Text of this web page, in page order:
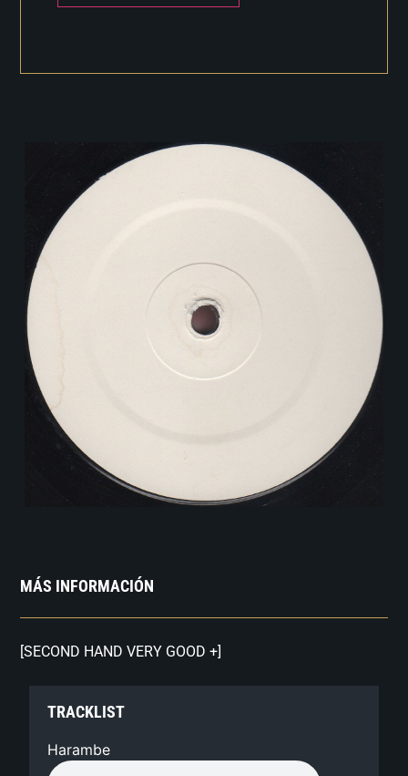
MÁS INFORMACIÓN
[SECOND HAND VERY GOOD +]
TRACKLIST
Harambe